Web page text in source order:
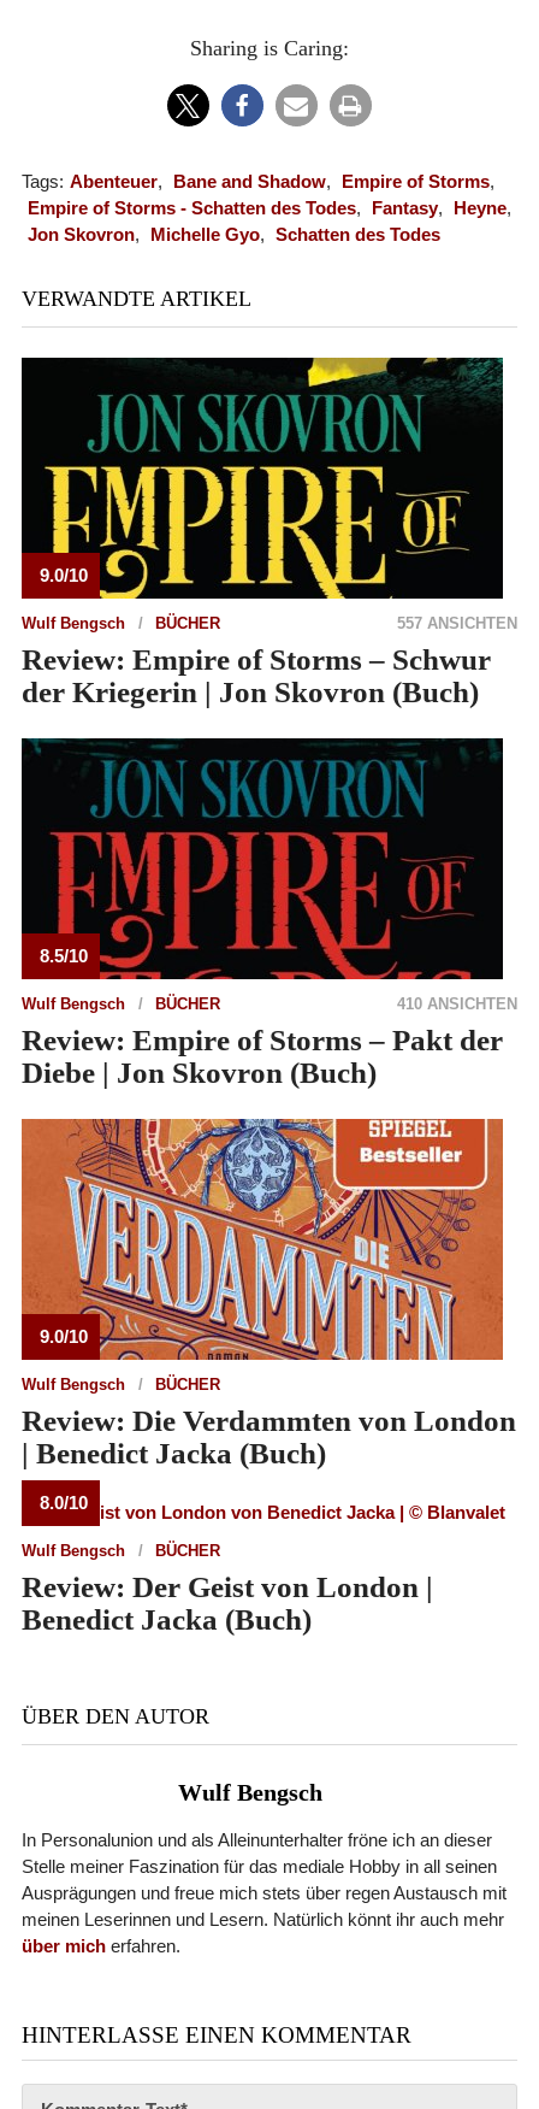
Sharing is Caring:
Tags: Abenteuer, Bane and Shadow, Empire of Storms,
Empire of Storms - Schatten des Todes, Fantasy, Heyne,
Jon Skovron, Michelle Gyo, Schatten des Todes
VERWANDTE ARTIKEL
9.0/10
Wulf Bengsch BÜCHER 557 ANSICHTEN
Review: Empire of Storms – Schwur
der Kriegerin | Jon Skovron (Buch)
8.5/10
Wulf Bengsch BÜCHER 410 ANSICHTEN
Review: Empire of Storms – Pakt der
Diebe | Jon Skovron (Buch)
9.0/10
Wulf Bengsch BÜCHER
Review: Die Verdammten von London
| Benedict Jacka (Buch)
8.0/10
Wulf Bengsch BÜCHER
Review: Der Geist von London |
Benedict Jacka (Buch)
ÜBER DEN AUTOR
Wulf Bengsch
In Personalunion und als Alleinunterhalter fröne ich an dieser
Stelle meiner Faszination für das mediale Hobby in all seinen
Ausprägungen und freue mich stets über regen Austausch mit
meinen Leserinnen und Lesern. Natürlich könnt ihr auch mehr
über micherfahren.
HINTERLASSE EINEN KOMMENTAR